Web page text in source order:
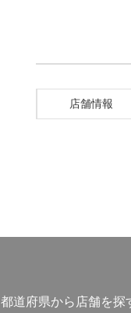
店舗情報
都道府県から店舗を探